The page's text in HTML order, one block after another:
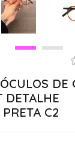
DE
DETALHE
C2